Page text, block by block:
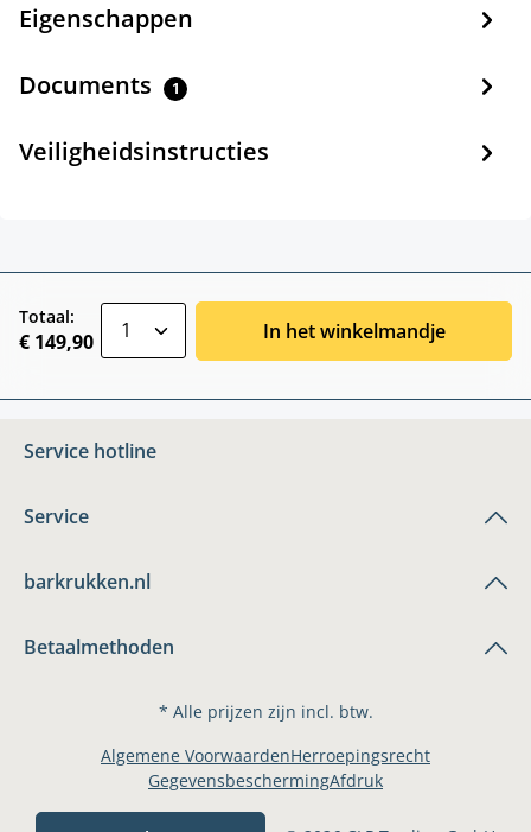
Eigenschappen
Documents 1
Veiligheidsinstructies
Totaal:
€ 149,90 In het winkelmandje
Service hotline
Service
barkrukken.nl
Betaalmethoden
* Alle prijzen zijn incl. btw.
Algemene VoorwaardenHerroepingsrecht
GegevensbeschermingAfdruk